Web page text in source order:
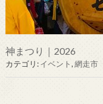
神まつり｜2026
カテゴリ:イベント,網走市